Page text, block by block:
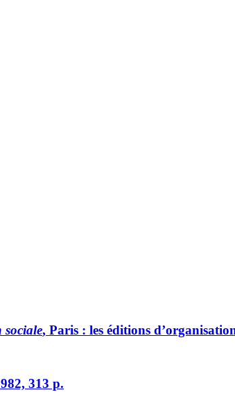
sociale, Paris : les éditions
313 p.